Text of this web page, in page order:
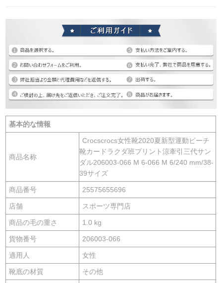
基本的な情報
商品名称
Crocscrocs女性靴2020夏新型運動ビーチ
靴カードラクダ班プリント涼牽引三代サン
ダル206003-066 M 6-066 M 6/240 mm/38-
39サイズ
商品番号 25575655696
店舗 スポーツ専門店
商品の毛の重さ 1.0 kg
貨物番号 206003-066
適用人 女性
靴底の材質 その他